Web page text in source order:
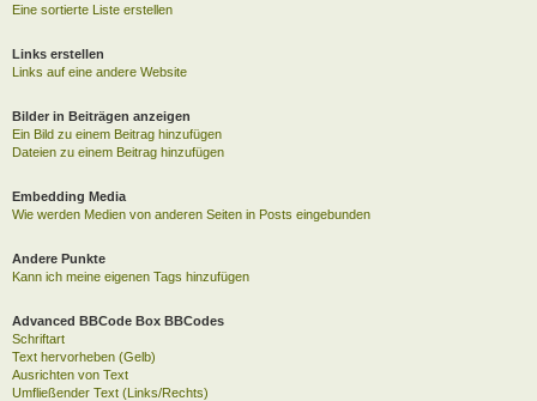
Eine sortierte Liste erstellen
Links erstellen
Links auf eine andere Website
Bilder in Beiträgen anzeigen
Ein Bild zu einem Beitrag hinzufügen
Dateien zu einem Beitrag hinzufügen
Embedding Media
Wie werden Medien von anderen Seiten in Posts eingebunden
Andere Punkte
Kann ich meine eigenen Tags hinzufügen
Advanced BBCode Box BBCodes
Schriftart
Text hervorheben (Gelb)
Ausrichten von Text
Umfließender Text (Links/Rechts)